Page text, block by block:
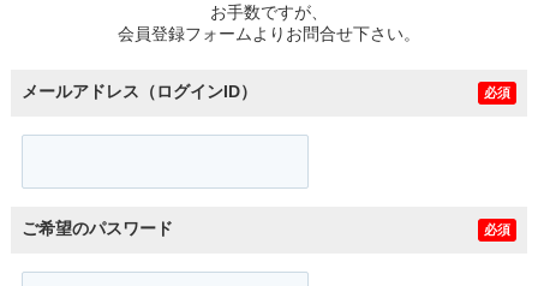
お手数ですが、
会員登録フォームよりお問合せ下さい。
メールアドレス（ログインID） 必須
ご希望のパスワード 必須